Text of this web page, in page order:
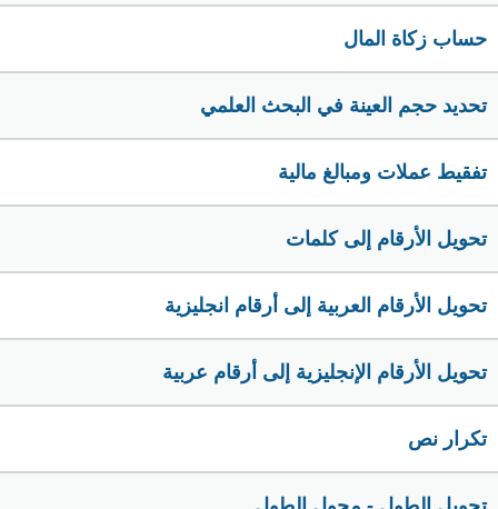
حساب زكاة المال
تحديد حجم العينة في البحث العلمي
تفقيط عملات ومبالغ مالية
تحويل الأرقام إلى كلمات
تحويل الأرقام العربية إلى أرقام انجليزية
تحويل الأرقام الإنجليزية إلى أرقام عربية
تكرار نص